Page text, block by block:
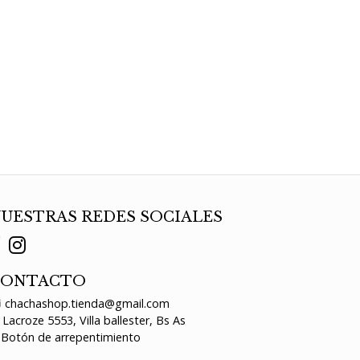
REDES SOCIALES
chachashop.tienda@gmail.com
Lacroze 5553, Villa ballester, Bs As
de arrepentimiento